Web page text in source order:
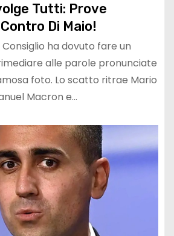
Tutti: Prove
Di Maio!
ha dovuto fare un
alle parole pronunciate
foto. Lo scatto ritrae Mario
Macron e…